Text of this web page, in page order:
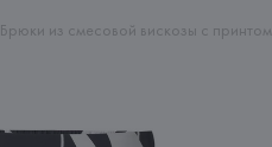
Брюки из смесовой вискозы с принтом